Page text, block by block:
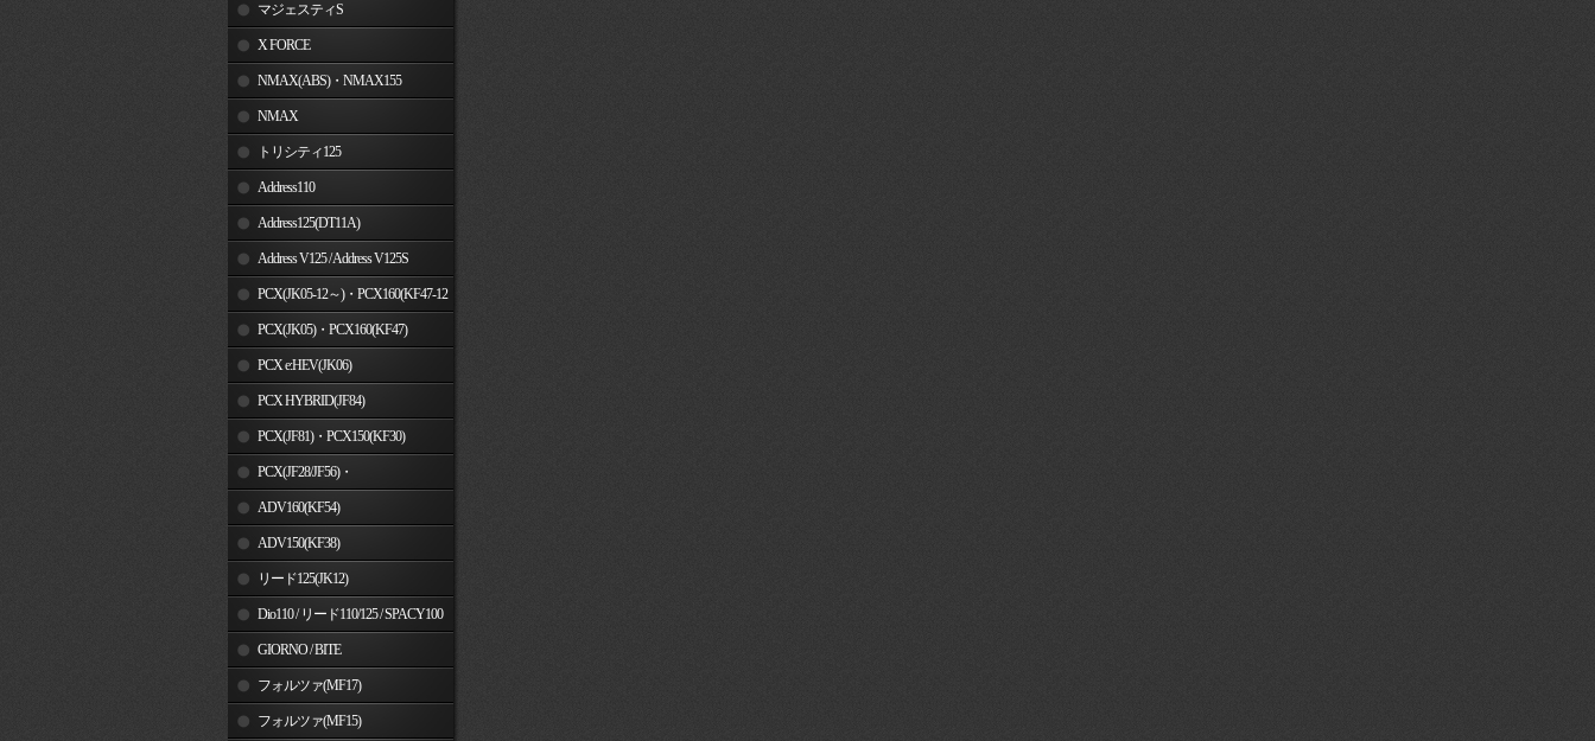
マジェスティS
X FORCE
NMAX(ABS)・NMAX155
NMAX
トリシティ125
Address110
Address125(DT11A)
Address V125 / Address V125S
PCX(JK05-12～)・PCX160(KF47-12
～) PCX(JK05)・PCX160(KF47)
PCX e:HEV(JK06)
PCX HYBRID(JF84)
PCX(JF81)・PCX150(KF30)
PCX(JF28/JF56)・
PCX150(KF12/KF18)
ADV160(KF54)
ADV150(KF38)
リード125(JK12)
Dio110 / リード110/125 / SPACY100
GIORNO / BITE
フォルツァ(MF17)
フォルツァ(MF15)